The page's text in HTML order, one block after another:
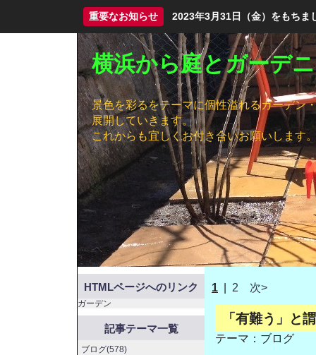
重要なお知らせ 2023年3月31日（金）をもちま
横浜から庭とガーデ
景色を彩るをテーマに個性溢れるガーデン
展開していきます。
これからも宜しくお付き合いお願いします
1 2 次>
「有難う」と
テーマ： ブログ
HTMLページへのリンク
ガーデン
記事テーマ一覧
ブログ(578)